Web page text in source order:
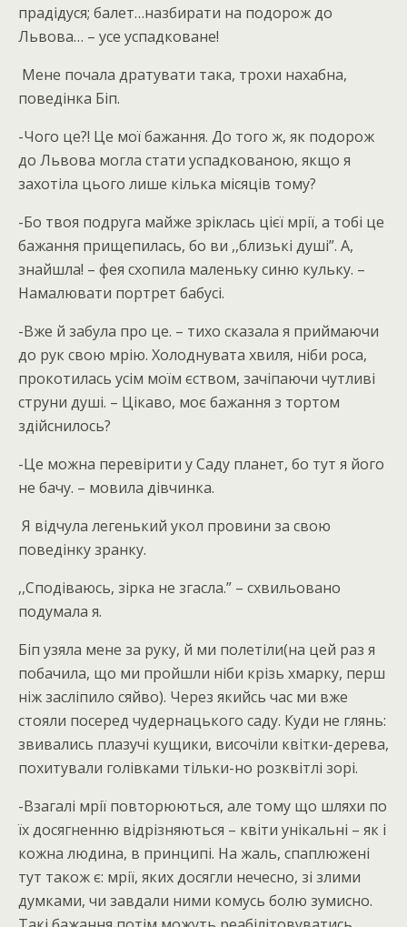
прадідуся; балет…назбирати на подорож до
Львова… – усе успадковане!
Мене почала дратувати така, трохи нахабна,
поведінка Біп.
-Чого це?! Це мої бажання. До того ж, як подорож
до Львова могла стати успадкованою, якщо я
захотіла цього лише кілька місяців тому?
-Бо твоя подруга майже зріклась цієї мрії, а тобі це
бажання прищепилась, бо ви ,,близькі душі”. А,
знайшла! – фея схопила маленьку синю кульку. –
Намалювати портрет бабусі.
-Вже й забула про це. – тихо сказала я приймаючи
до рук свою мрію. Холоднувата хвиля, ніби роса,
прокотилась усім моїм єством, зачіпаючи чутливі
струни душі. – Цікаво, моє бажання з тортом
здійснилось?
-Це можна перевірити у Саду планет, бо тут я його
не бачу. – мовила дівчинка.
Я відчула легенький укол провини за свою
поведінку зранку.
,,Сподіваюсь, зірка не згасла.” – схвильовано
подумала я.
Біп узяла мене за руку, й ми полетіли(на цей раз я
побачила, що ми пройшли ніби крізь хмарку, перш
ніж засліпило сяйво). Через якийсь час ми вже
стояли посеред чудернацького саду. Куди не глянь:
звивались плазучі кущики, височіли квітки-дерева,
похитували голівками тільки-но розквітлі зорі.
-Взагалі мрії повторюються, але тому що шляхи по
їх досягненню відрізняються – квіти унікальні – як і
кожна людина, в принципі. На жаль, спаплюжені
тут також є: мрії, яких досягли нечесно, зі злими
думками, чи завдали ними комусь болю зумисно.